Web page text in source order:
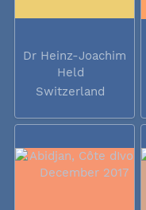
Dr Heinz-Joachim
Held
Switzerland